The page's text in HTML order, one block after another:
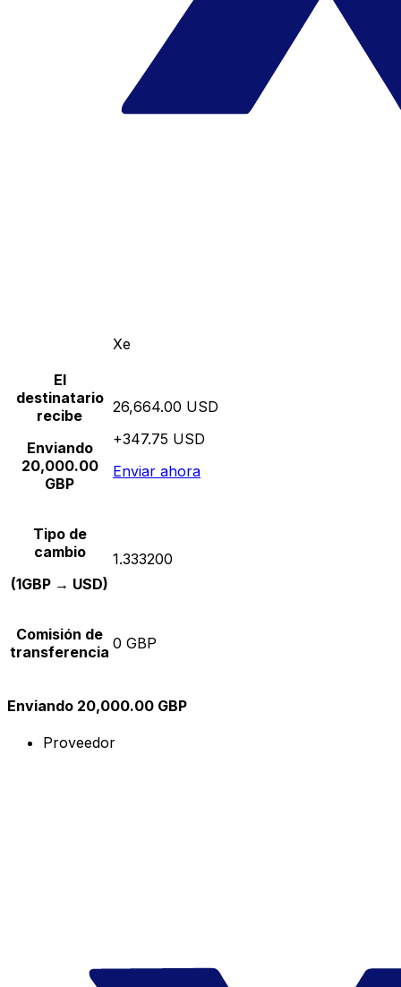
Xe
El
destinatario
recibe
Enviando
20,000.00
GBP
26,664.00 USD
+347.75 USD
Enviar ahora
Tipo de
cambio
(1GBP → USD)
1.333200
Comisión de
transferencia 0 GBP
Enviando 20,000.00 GBP
Proveedor